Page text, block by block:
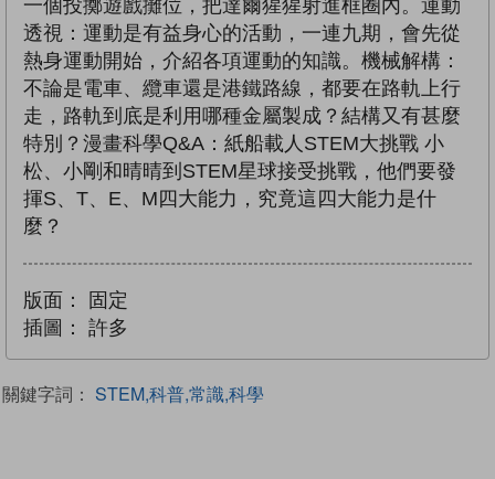
一個投擲遊戲攤位，把達爾猩猩射進框圈內。運動
透視：運動是有益身心的活動，一連九期，會先從
熱身運動開始，介紹各項運動的知識。機械解構：
不論是電車、纜車還是港鐵路線，都要在路軌上行
走，路軌到底是利用哪種金屬製成？結構又有甚麼
特別？漫畫科學Q&A：紙船載人STEM大挑戰 小
松、小剛和晴晴到STEM星球接受挑戰，他們要發
揮S、T、E、M四大能力，究竟這四大能力是什
麼？
版面：
固定
插圖：
許多
關鍵字詞： STEM,科普,常識,科學